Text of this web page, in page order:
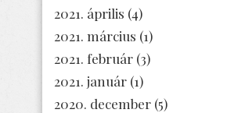
2021. április (4)
2021. március (1)
2021. február (3)
2021. január (1)
2020. december (5)